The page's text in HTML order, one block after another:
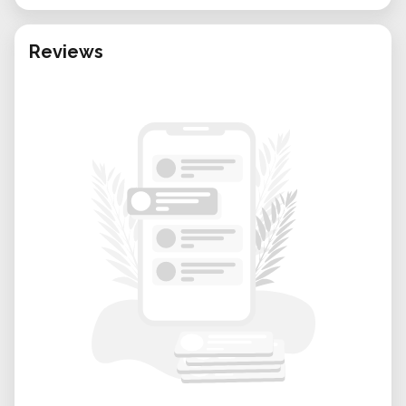
nella distribuzione preferita (Ubuntu,
Mint, Debian, openSUSE, Fedora, ecc.)
Diagnostica e risoluzione di problemi
software
Consulenza sulla sostituzione di
programmi proprietari con software
smartphone (www.lineageos.org)
Reviews